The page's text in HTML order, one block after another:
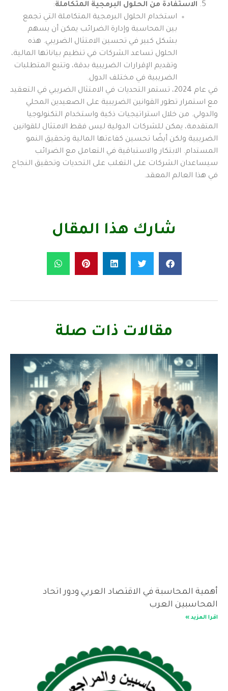
الاستفادة من الحلول البرمجية المتكاملة:
استخدام الحلول البرمجية المتكاملة التي تجمع
بين المحاسبة وإدارة الضرائب يمكن أن يسهم
بشكل كبير في تحسين الامتثال الضريبي. هذه
الحلول تساعد الشركات في تنظيم بياناتها المالية،
وتقديم الإقرارات الضريبية بدقة، وتتبع المتطلبات
الضريبية في مختلف الدول.
في عام 2024، تستمر التحديات في الامتثال الضريبي في التعقيد
مع استمرار تطور القوانين الضريبية على الصعيدين المحلي
والدولي. من خلال استراتيجيات ذكية واستخدام التكنولوجيا
المتقدمة، يمكن للشركات الدولية ليس فقط الامتثال للقوانين
الضريبية ولكن أيضًا تحسين كفاءتها المالية وتحقيق النمو
المستدام. الابتكار والاستباقية في التعامل مع الضرائب
سيساعدان الشركات على التغلب على التحديات وتحقيق النجاح
في هذا العالم المعقد.
شارك هذا المقال
مقالات ذات صلة
أهمية المحاسبة في الاقتصاد العربي ودور اتحاد
المحاسبين العرب
اقرا المزيد »